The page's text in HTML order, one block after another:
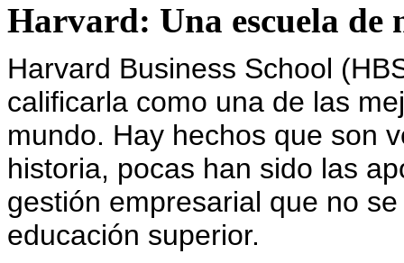
Harvard: Una escuela de
Harvard Business School
calificarla como una de las
mundo. Hay hechos que son
historia, pocas han sido las
gestión empresarial que no
educación superior.